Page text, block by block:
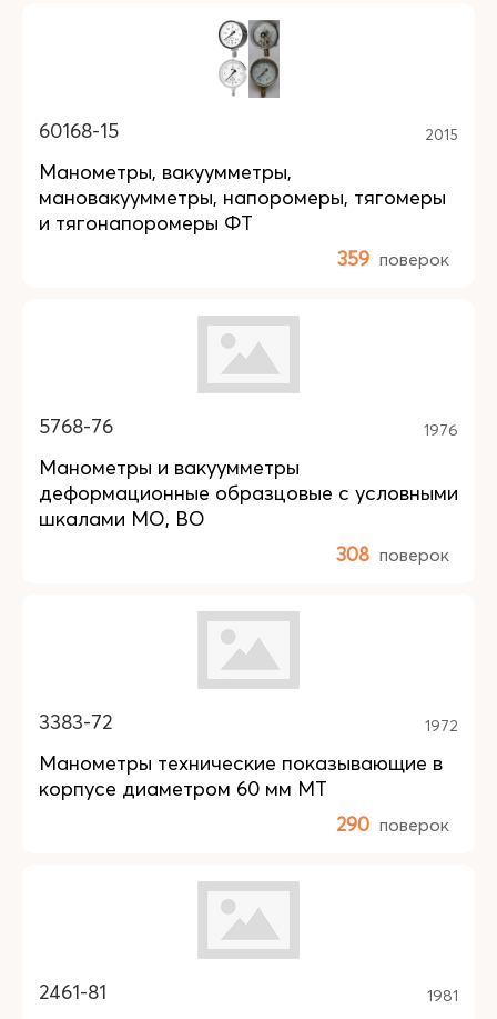
60168-15 2015
Манометры, вакуумметры,
мановакуумметры, напоромеры, тягомеры
и тягонапоромеры ФТ
359 поверок
5768-76 1976
Манометры и вакуумметры
деформационные образцовые с условными
шкалами МО, ВО
308 поверок
3383-72 1972
Манометры технические показывающие в
корпусе диаметром 60 мм МТ
290 поверок
2461-81 1981